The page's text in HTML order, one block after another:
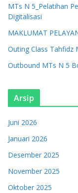
MTs N 5_Pelatihan
Digitalisasi
MAKLUMAT
Outing Class
Outbound MTs N 5
Arsip
Juni 2026
Januari 2026
Desember 2025
November 2025
Oktober 2025